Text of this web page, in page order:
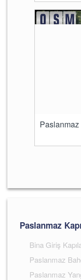
Paslanmaz
Paslanmaz
Bina Giriş
Paslanmaz
Paslanmaz